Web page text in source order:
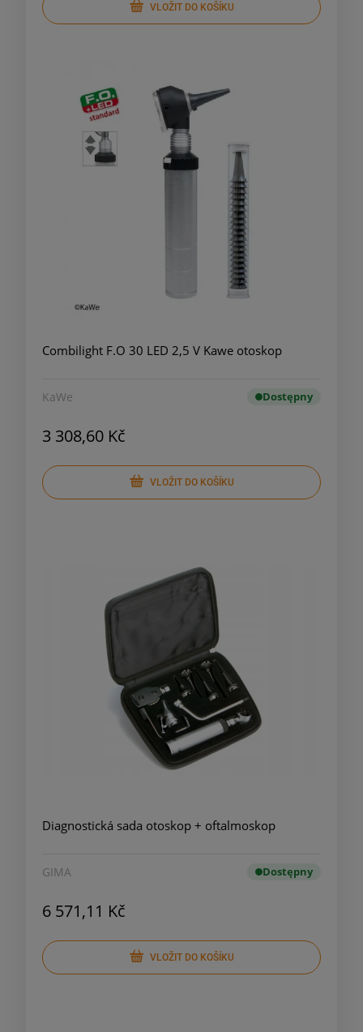
VLOŽIT DO KOŠÍKU
Combilight F.O 30 LED 2,5 V Kawe otoskop
KaWe Dostępny
3 308,60 Kč
VLOŽIT DO KOŠÍKU
Diagnostická sada otoskop + oftalmoskop
GIMA Dostępny
6 571,11 Kč
VLOŽIT DO KOŠÍKU